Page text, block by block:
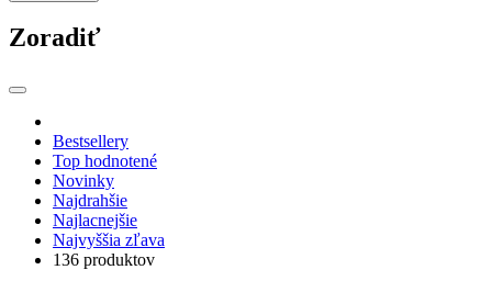
Zoradiť
Bestsellery
Top hodnotené
Novinky
Najdrahšie
Najlacnejšie
Najvyššia zľava
136 produktov